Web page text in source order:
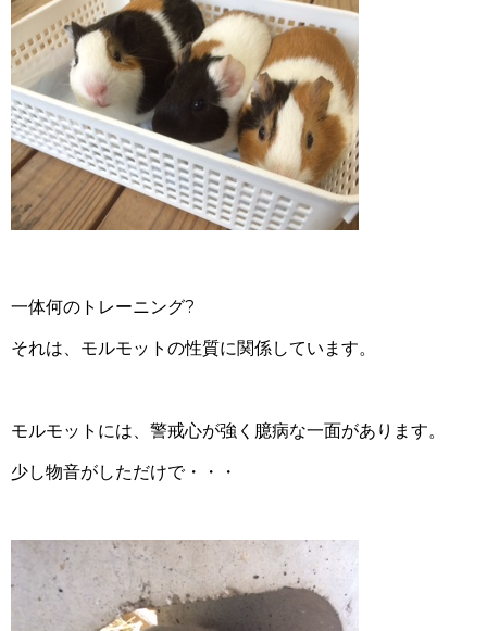
一体何のトレーニング?
それは、モルモットの性質に関係しています。
モルモットには、警戒心が強く臆病な一面があります。
少し物音がしただけで・・・